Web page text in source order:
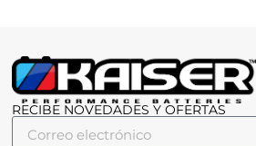
RECIBE NOVEDADES Y OFERTAS